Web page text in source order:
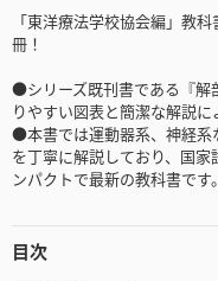
「東洋療法学校協会編」教
冊！
●シリーズ既刊書である『解
りやすい図表と簡潔な解説に
●本書では運動器系、神経系
を丁寧に解説しており、国
ンパクトで最新の教科書です。
目次